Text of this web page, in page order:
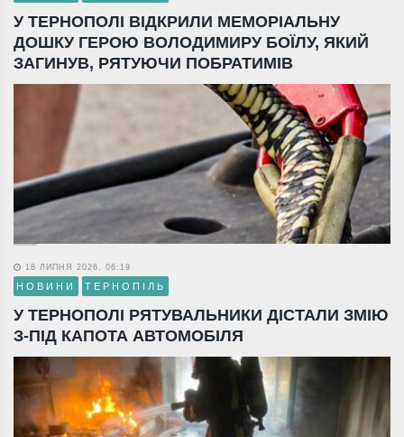
У ТЕРНОПОЛІ ВІДКРИЛИ МЕМОРІАЛЬНУ
ДОШКУ ГЕРОЮ ВОЛОДИМИРУ БОЇЛУ, ЯКИЙ
ЗАГИНУВ, РЯТУЮЧИ ПОБРАТИМІВ
18 ЛИПНЯ 2026, 06:19
НОВИНИ ТЕРНОПІЛЬ
У ТЕРНОПОЛІ РЯТУВАЛЬНИКИ ДІСТАЛИ ЗМІЮ
З-ПІД КАПОТА АВТОМОБІЛЯ